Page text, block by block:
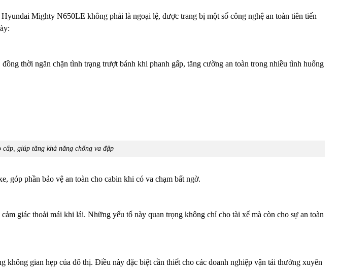
Mighty N650LE không phải là ngoại lệ, được trang bị một số công nghệ an toàn tiên tiến
thời ngăn chặn tình trạng trượt bánh khi phanh gấp, tăng cường an toàn trong nhiều tình huống
giúp tăng khả năng chống va đập
góp phần bảo vệ an toàn cho cabin khi có va chạm bất ngờ.
giác thoải mái khi lái. Những yếu tố này quan trọng không chỉ cho tài xế mà còn cho sự an toàn
gian hẹp của đô thị. Điều này đặc biệt cần thiết cho các doanh nghiệp vận tải thường xuyên